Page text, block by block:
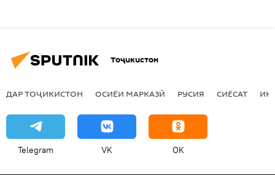
Тоҷикистон
ДАР ТОҶИКИСТОН ОСИЁИ МАРКАЗӢ РУСИЯ СИЁСАТ
Telegram VK OK